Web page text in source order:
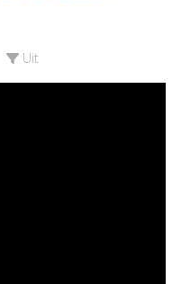
Uit